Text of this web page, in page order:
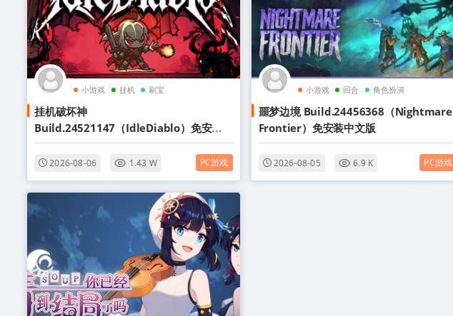
小游戏 挂机 刷宝
挂机破坏神
Build.24521147（IdleDiablo）免安装
中文版
2026-08-06 1.43 W PC游戏
小游戏 回合 角色扮演
噩梦边境 Build.24456368（Nightmare
Frontier）免安装中文版
2026-08-05 6.9 K PC游戏